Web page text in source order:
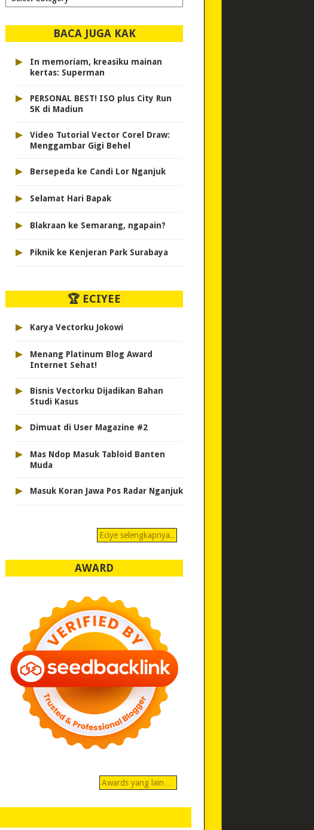
dipilih..
BACA JUGA KAK
▸
In memoriam, kreasiku mainan
kertas: Superman
▸
PERSONAL BEST! ISO plus City Run
5K di Madiun
▸
Video Tutorial Vector Corel Draw:
Menggambar Gigi Behel
▸ Bersepeda ke Candi Lor Nganjuk
▸ Selamat Hari Bapak
▸ Blakraan ke Semarang, ngapain?
▸ Piknik ke Kenjeran Park Surabaya
🏆 ECIYEE
▸ Karya Vectorku Jokowi
▸
Menang Platinum Blog Award
Internet Sehat!
▸
Bisnis Vectorku Dijadikan Bahan
Studi Kasus
▸ Dimuat di User Magazine #2
▸
Mas Ndop Masuk Tabloid Banten
Muda
▸ Masuk Koran Jawa Pos Radar Nganjuk
Eciye selengkapnya..
AWARD
Awards yang lain…